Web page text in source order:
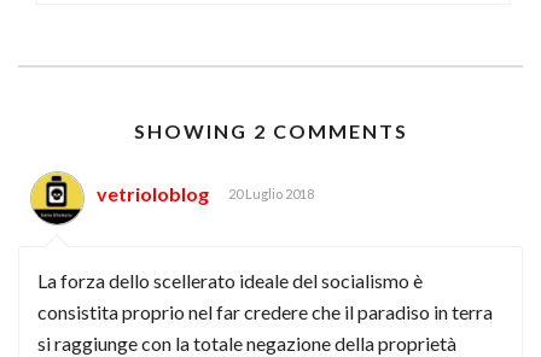
SHOWING 2 COMMENTS
vetrioloblog 20 Luglio 2018
La forza dello scellerato ideale del socialismo è
consistita proprio nel far credere che il paradiso in terra
si raggiunge con la totale negazione della proprietà